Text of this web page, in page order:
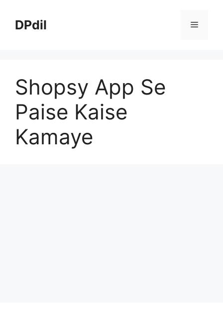
contentDPdil Menu
Shopsy App Se
Paise Kaise
Kamaye